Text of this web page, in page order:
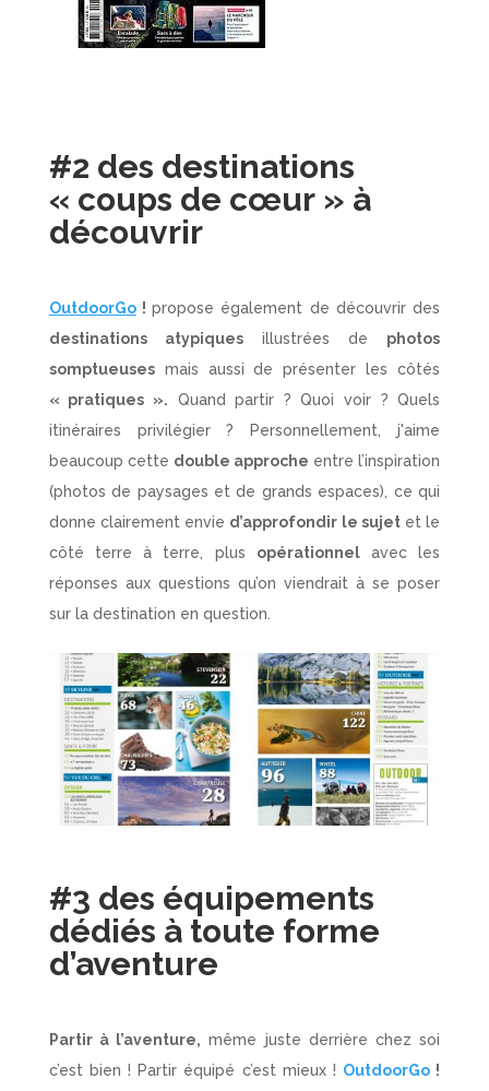
#2 des destinations
« coups de cœur » à
découvrir
OutdoorGo!propose également de découvrir des
destinations atypiquesillustrées de photos
somptueusesmais aussi de présenter les côtés
« pratiques ». Quand partir ? Quoi voir ? Quels
itinéraires privilégier ? Personnellement, j'aime
beaucoup cette double approche entre l’inspiration
(photos de paysages et de grands espaces), ce qui
donne clairement envie d’approfondir le sujetet le
côté terre à terre, plus opérationnelavec les
réponses aux questions qu’on viendrait à se poser
sur la destination en question.
#3 des équipements
dédiés à toute forme
d’aventure
Partir à l’aventure, même juste derrière chez soi
c’est bien ! Partir équipé c’est mieux ! OutdoorGo !